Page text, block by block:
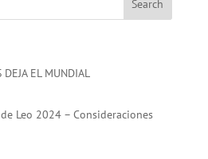
EL MUNDIAL
Leo 2024 – Consideraciones